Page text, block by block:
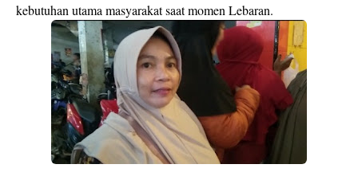
kebutuhan utama masyarakat saat momen Lebaran.